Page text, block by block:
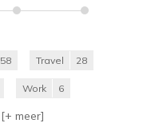
58 Travel 28
Work 6
[+ meer]